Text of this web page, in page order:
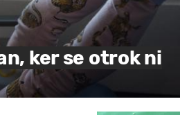
ker se otrok ni